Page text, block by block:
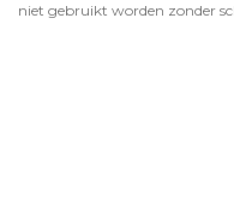
niet gebruikt worden zonder